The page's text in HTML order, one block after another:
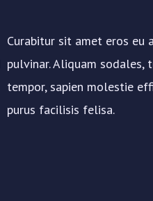
Curabitur sit amet eros eu
pulvinar. Aliquam
tempor, sapien molestie
purus facilisis felisa.